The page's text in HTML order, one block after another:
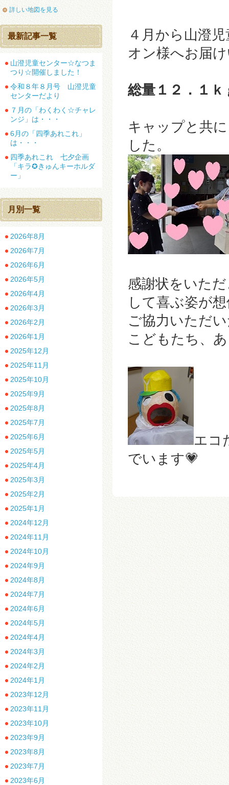
４月から山澄
オン様へお届
総量１２．１
キャップと共
した。
感謝状をいた
して喜ぶ姿が
ご協力いただ
こどもたち、
エコ
でいます💗
詳しい地図を見る
最新記事一覧
山澄児童センター☆なつま
つり☆開催しました！
令和８年８月号 山澄児童
センターだより
７月の「わくわく☆チャレ
ンジ」は・・・
6月の「四季あれこれ」
は・・・
四季あれこれ 七夕企画
「キラ✪きゅんキーホルダ
ー」
月別一覧
2026年8月
2026年7月
2026年6月
2026年5月
2026年4月
2026年3月
2026年2月
2026年1月
2025年12月
2025年11月
2025年10月
2025年9月
2025年8月
2025年7月
2025年6月
2025年5月
2025年4月
2025年3月
2025年2月
2025年1月
2024年12月
2024年11月
2024年10月
2024年9月
2024年8月
2024年7月
2024年6月
2024年5月
2024年4月
2024年3月
2024年2月
2024年1月
2023年12月
2023年11月
2023年10月
2023年9月
2023年8月
2023年7月
2023年6月